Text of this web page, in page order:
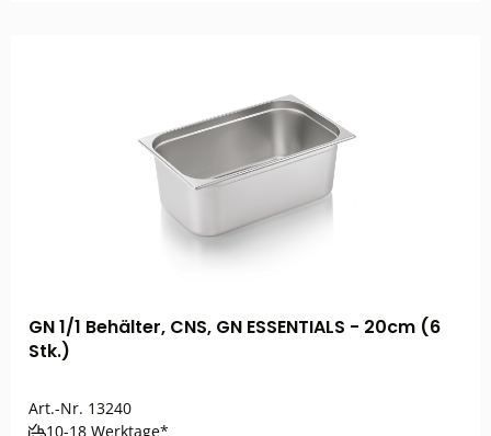
GN 1/1 Behälter, CNS, GN ESSENTIALS - 20cm (6
Stk.)
Art.-Nr. 13240
10-18 Werktage*